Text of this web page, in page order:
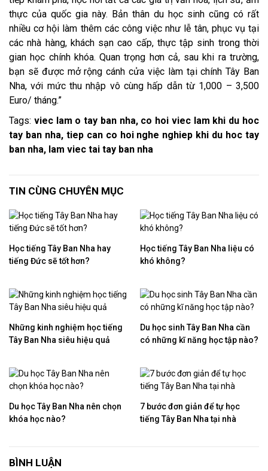
thực của quốc gia này. Bản thân du học sinh cũng có rất
nhiều cơ hội làm thêm các công việc như lễ tân, phục vụ tại
các nhà hàng, khách sạn cao cấp, thực tập sinh trong thời
gian học chính khóa. Quan trọng hơn cả, sau khi ra trường,
bạn sẽ được mở rộng cánh cửa việc làm tại chính Tây Ban
Nha, với mức thu nhập vô cùng hấp dẫn từ 1,000 – 3,500
Euro/ tháng.
Tags: viec lam o tay ban nha, co hoi viec lam khi du hoc
tay ban nha, tiep can co hoi nghe nghiep khi du hoc tay
ban nha, lam viec tai tay ban nha
TIN CÙNG CHUYÊN MỤC
Học tiếng Tây Ban Nha hay
tiếng Đức sẽ tốt hơn?
Học tiếng Tây Ban Nha liệu có
khó không?
Những kinh nghiệm học tiếng
Tây Ban Nha siêu hiệu quả
Du học sinh Tây Ban Nha cần
có những kĩ năng học tập nào?
Du học Tây Ban Nha nên chọn
khóa học nào?
7 bước đơn giản để tự học
tiếng Tây Ban Nha tại nhà
BÌNH LUẬN